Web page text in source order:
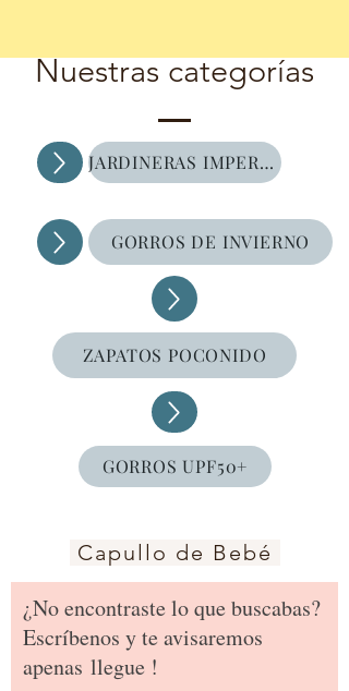
Nuestras categorías
JARDINERAS IMPERMEABLES
GORROS DE INVIERNO
ZAPATOS POCONIDO
GORROS UPF50+
Capullo de Bebé
¿No encontraste lo que buscabas?
Escríbenos y te avisaremos
apenas llegue !